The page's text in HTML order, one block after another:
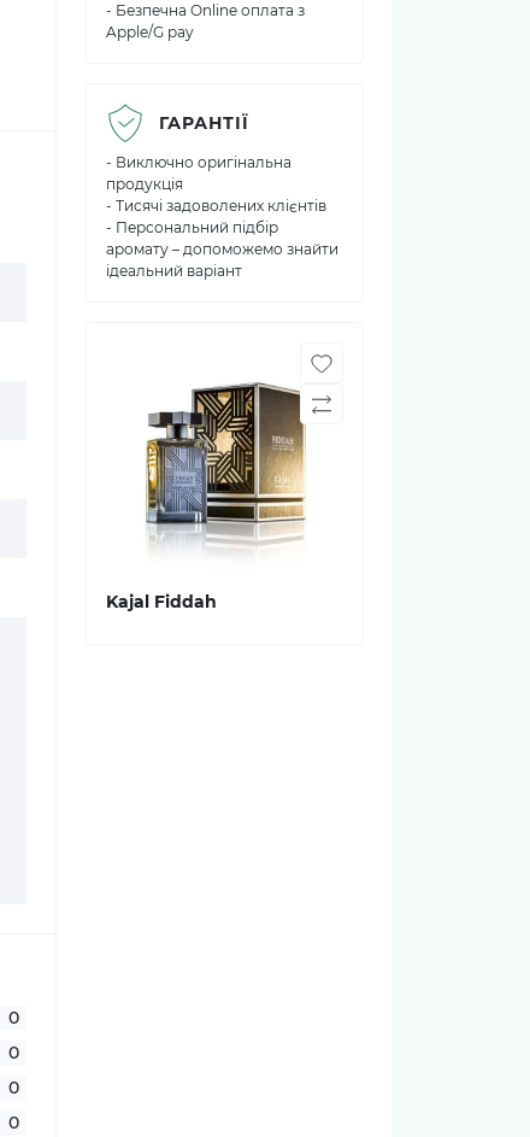
0
0
0
0
- Безпечна Online оплата з
Apple/G pay
ГАРАНТІЇ
- Виключно оригінальна
продукція
- Тисячі задоволених клієнтів
- Персональний підбір
аромату – допоможемо знайти
ідеальний варіант
Kajal Fiddah